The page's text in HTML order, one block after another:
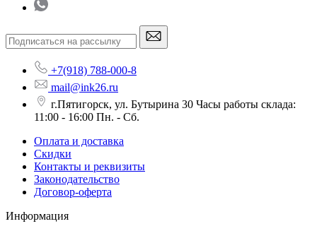
+7(918) 788-000-8
mail@ink26.ru
г.Пятигорск, ул. Бутырина 30 Часы работы склада:
11:00 - 16:00 Пн. - Сб.
Оплата и доставка
Скидки
Контакты и реквизиты
Законодательство
Договор-оферта
Информация